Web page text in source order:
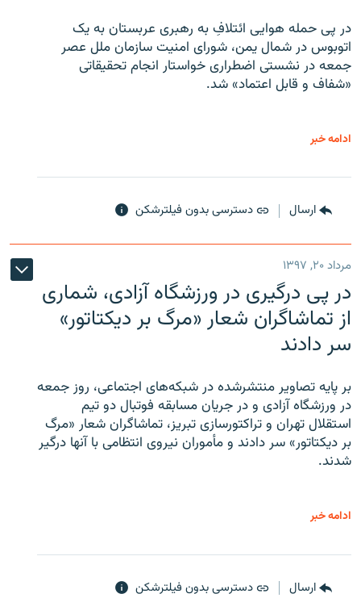
در پی حمله هوایی ائتلافِ به رهبری عربستان به یک
اتوبوس در شمال یمن، شورای امنیت سازمان ملل عصر
جمعه در نشستی اضطراری خواستار انجام تحقیقاتی
«شفاف و قابل اعتماد» شد.
ادامه خبر
ارسال دسترسی بدون فیلترشکن
مرداد ۲۰, ۱۳۹۷
در پی درگیری در ورزشگاه آزادی، شماری
از تماشاگران شعار «مرگ بر دیکتاتور»
سر دادند
بر پایه تصاویر منتشرشده در شبکه‌های اجتماعی، روز جمعه
در ورزشگاه آزادی و در جریان مسابقه فوتبال دو تیم
استقلال تهران و تراکتورسازی تبریز، تماشاگران شعار «مرگ
بر دیکتاتور» سر دادند و مأموران نیروی انتظامی با آنها درگیر
شدند.
ادامه خبر
ارسال دسترسی بدون فیلترشکن